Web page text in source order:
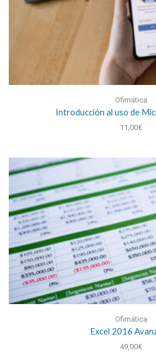
Ofimática
Introducción al uso de
11,00€
Ofimática
Excel 2016
49,00€